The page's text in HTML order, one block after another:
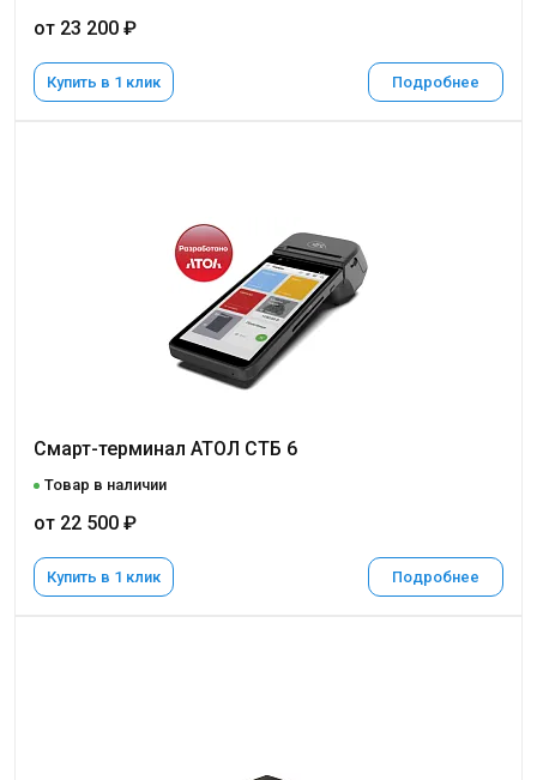
от 23 200 ₽
Купить в 1 клик Подробнее
Смарт-терминал АТОЛ СТБ 6
Товар в наличии
от 22 500 ₽
Купить в 1 клик Подробнее